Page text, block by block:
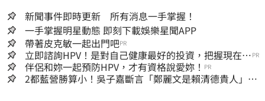
新聞事件即時更新 所有消息一手掌握！
一手掌握明星動態 即刻下載娛樂星聞APP
帶著皮克敏一起出門吧PR
立即諮詢HPV！是對自己健康最好的投資，把握現在不
嫌晚！
PR
伴侶和妳一起預防HPV，才有資格說愛妳！ PR
2都藍營勝算小！吳子嘉斷言「鄭麗文是賴清德貴人」：